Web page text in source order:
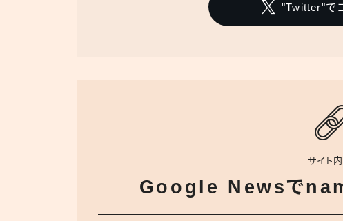
"Twitter"で
サイト
Google Newsで